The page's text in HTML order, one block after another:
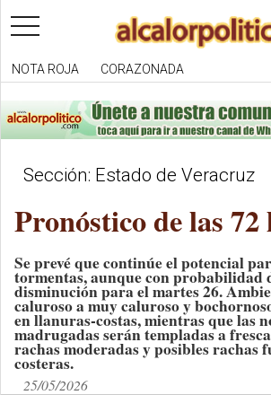
toggle
navigation
NOTA ROJA CORAZONADA
Sección: Estado de Veracruz
Pronóstico de las 72
Se prevé que continúe el potencial
tormentas, aunque con probabilidad
disminución para el martes 26.
caluroso a muy caluroso y
en llanuras-costas, mientras que las
madrugadas serán templadas a
rachas moderadas y posibles rachas
costeras.
25/05/2026